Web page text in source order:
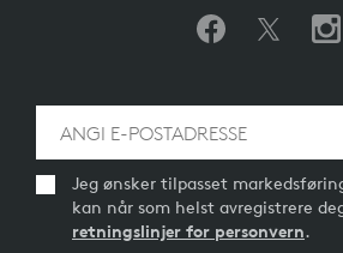
Jeg ønsker tilpasset
kan når som helst avregistrere
retningslinjer for personvern.